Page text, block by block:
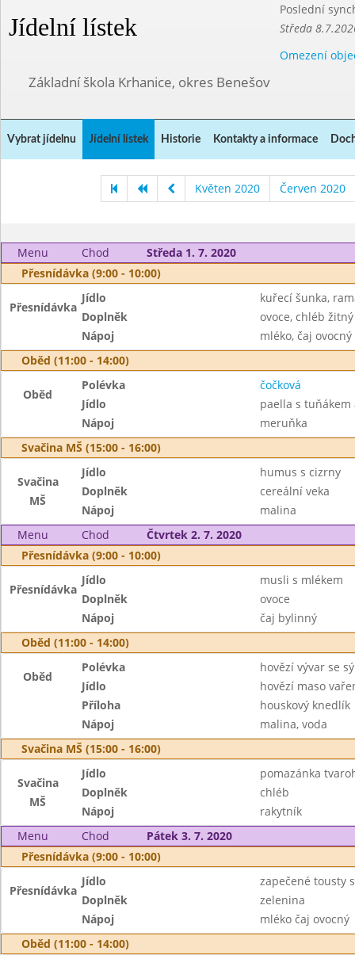
Jídelní lístek
Poslední
Středa
Omezení
Základní škola Krhanice, okres Benešov
Vybrat jídelnu Jídelní lístek Historie Kontakty a informace
Květen 2020 Červen 2020
Menu Chod
Středa 1. 7. 2020
Přesnídávka (9:00 - 10:00)
Přesnídávka
Jídlo
kuřecí šunka,
Doplněk
ovoce, chléb žitný
Nápoj
mléko, čaj ovocný
Oběd (11:00 - 14:00)
Oběd
Polévka
čočková
Jídlo
paella s
Nápoj
meruňka
Svačina MŠ (15:00 - 16:00)
Svačina
MŠ
Jídlo
humus s cizrny
Doplněk
cereální veka
Nápoj
malina
Menu
Chod
Čtvrtek 2. 7. 2020
Přesnídávka (9:00 - 10:00)
Přesnídávka
Jídlo
musli s mlékem
Doplněk
ovoce
Nápoj
čaj bylinný
Oběd (11:00 - 14:00)
Oběd
Polévka
hovězí vývar se
Jídlo
hovězí maso
Příloha
houskový knedlík
Nápoj
malina, voda
Svačina MŠ (15:00 - 16:00)
Svačina
MŠ
Jídlo
pomazánka
Doplněk
chléb
Nápoj
rakytník
Menu
Chod
Pátek 3. 7. 2020
Přesnídávka (9:00 - 10:00)
Přesnídávka
Jídlo
zapečené tousty
Doplněk
zelenina
Nápoj
mléko čaj ovocný
Oběd (11:00 - 14:00)